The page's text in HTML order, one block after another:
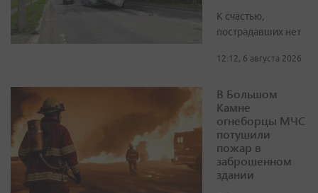
К счастью,
пострадавших нет
12:12, 6 августа 2026
В Большом
Камне
огнеборцы МЧС
потушили
пожар в
заброшенном
здании